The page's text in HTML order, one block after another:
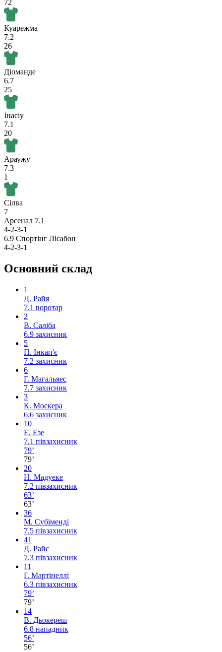
72
Куарежма
7.2
26
Діоманде
6.7
25
Інасіу
7.1
20
Араужу
7.3
1
Сілва
7
Арсенал 7.1
4-2-3-1
6.9 Спортінг Лісабон
4-2-3-1
Основний склад
1
Д. Райя
7.1 воротар
2
В. Саліба
6.9 захисник
5
П. Інкап'є
7.2 захисник
6
Г. Магальяес
7.7 захисник
3
К. Москера
6.6 захисник
10
Е. Езе
7.1 півзахисник
79’
79’
20
Н. Мадуеке
7.2 півзахисник
63’
63’
36
М. Субіменді
7.5 півзахисник
41
Д. Райс
7.3 півзахисник
11
Г. Мартінеллі
6.3 півзахисник
79’
79’
14
В. Дьокереш
6.8 нападник
56’
56’